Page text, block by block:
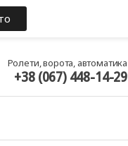
Ролети, ворота, автоматика
+38 (067) 448-14-29